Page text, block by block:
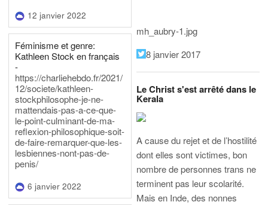
12 janvier 2022
Féminisme et genre:
Kathleen Stock en français
-
https://charliehebdo.fr/2021/
12/societe/kathleen-
stockphilosophe-je-ne-
mattendais-pas-a-ce-que-
le-point-culminant-de-ma-
reflexion-philosophique-soit-
de-faire-remarquer-que-les-
lesbiennes-nont-pas-de-
penis/
6 janvier 2022
mh_aubry-1.jpg
8 janvier 2017
Le Christ s'est arrêté dans le
Kerala
A cause du rejet et de l’hostilité
dont elles sont victimes, bon
nombre de personnes trans ne
terminent pas leur scolarité.
Mais en Inde, des nonnes